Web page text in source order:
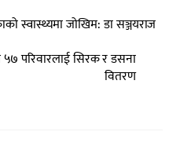
स्वास्थ्यमा जोखिम: डा सञ्जयराज
५७ परिवारलाई सिरक र डसना
वितरण